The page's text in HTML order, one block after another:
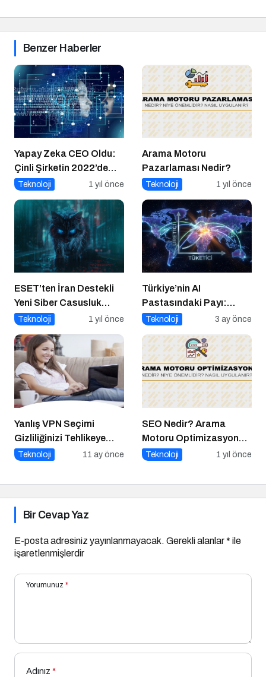
Benzer Haberler
Yapay Zeka CEO Oldu:
Çinli Şirketin 2022’de
Attığı Adım Yeniden
Teknoloji 1 yıl önce
Arama Motoru
Pazarlaması Nedir?
Teknoloji 1 yıl önce
ESET’ten İran Destekli
Yeni Siber Casusluk
Operasyonu Uyarısı
Teknoloji 1 yıl önce
Türkiye’nin AI
Pastasındaki Payı:
Üretici mi, Tüketici mi?
Teknoloji 3 ay önce
Yanlış VPN Seçimi
Gizliliğinizi Tehlikeye
Atabilir
Teknoloji 11 ay önce
SEO Nedir? Arama
Motoru Optimizasyonu
Nasıl Yapılır?
Teknoloji 1 yıl önce
Bir Cevap Yaz
E-posta adresiniz yayınlanmayacak. Gerekli alanlar* ile
işaretlenmişlerdir
Yorumunuz *
Adınız *